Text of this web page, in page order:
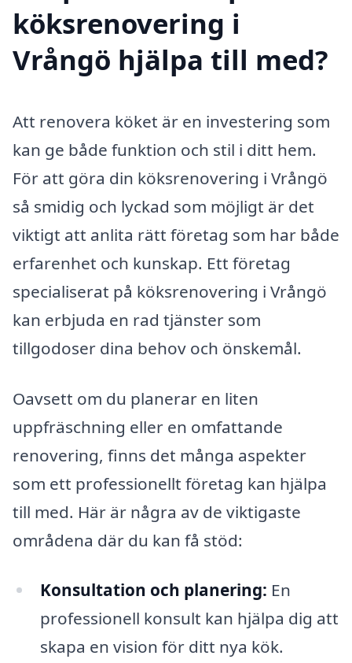
köksrenovering i
Vrångö hjälpa till med?
Att renovera köket är en investering som
kan ge både funktion och stil i ditt hem.
För att göra din köksrenovering i Vrångö
så smidig och lyckad som möjligt är det
viktigt att anlita rätt företag som har både
erfarenhet och kunskap. Ett företag
specialiserat på köksrenovering i Vrångö
kan erbjuda en rad tjänster som
tillgodoser dina behov och önskemål.
Oavsett om du planerar en liten
uppfräschning eller en omfattande
renovering, finns det många aspekter
som ett professionellt företag kan hjälpa
till med. Här är några av de viktigaste
områdena där du kan få stöd:
Konsultation och planering: En
professionell konsult kan hjälpa dig att
skapa en vision för ditt nya kök.